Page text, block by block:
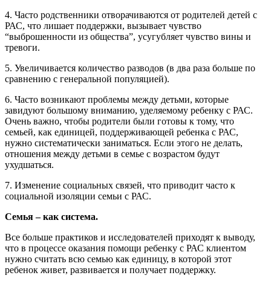
4. Часто родственники отворачиваются от родителей детей с
РАС, что лишает поддержки, вызывает чувство
“выброшенности из общества”, усугубляет чувство вины и
тревоги.
5. Увеличивается количество разводов (в два раза больше по
сравнению с генеральной популяцией).
6. Часто возникают проблемы между детьми, которые
завидуют большому вниманию, уделяемому ребенку с РАС.
Очень важно, чтобы родители были готовы к тому, что
семьей, как единицей, поддерживающей ребенка с РАС,
нужно систематически заниматься. Если этого не делать,
отношения между детьми в семье с возрастом будут
ухудшаться.
7. Изменение социальных связей, что приводит часто к
социальной изоляции семьи с РАС.
Семья – как система.
Все больше практиков и исследователей приходят к выводу,
что в процессе оказания помощи ребенку с РАС клиентом
нужно считать всю семью как единицу, в которой этот
ребенок живет, развивается и получает поддержку.